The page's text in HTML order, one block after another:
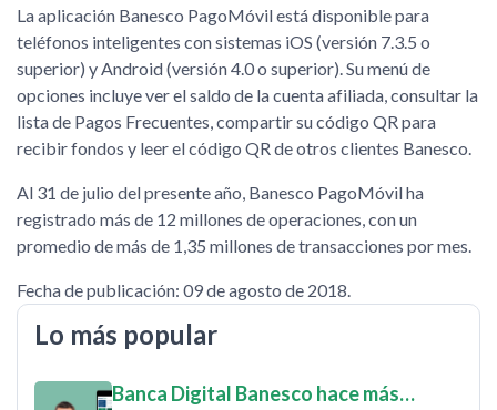
La aplicación Banesco PagoMóvil está disponible para
teléfonos inteligentes con sistemas iOS (versión 7.3.5 o
superior) y Android (versión 4.0 o superior). Su menú de
opciones incluye ver el saldo de la cuenta afiliada, consultar la
lista de Pagos Frecuentes, compartir su código QR para
recibir fondos y leer el código QR de otros clientes Banesco.
Al 31 de julio del presente año, Banesco PagoMóvil ha
registrado más de 12 millones de operaciones, con un
promedio de más de 1,35 millones de transacciones por mes.
Fecha de publicación: 09 de agosto de 2018.
Lo más popular
Banca Digital Banesco hace más…